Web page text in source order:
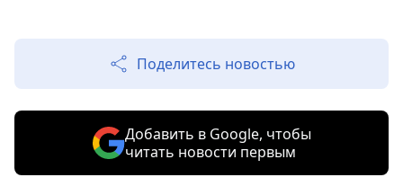
Поделитесь новостью
Добавить в Google, чтобы
читать новости первым